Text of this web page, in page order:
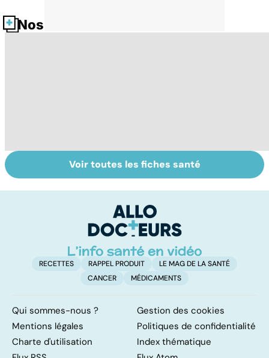
Nos fiches santé
symptômes,
Tout savoir sur
les maux du froid
Voir toutes les fiches santé
RECETTES RAPPEL PRODUIT
LE MAG DE LA SANTÉ
CANCER
MÉDICAMENTS
Qui sommes-nous ?
Gestion des cookies
Mentions légales
Politiques de confidentialité
Charte d'utilisation
Index thématique